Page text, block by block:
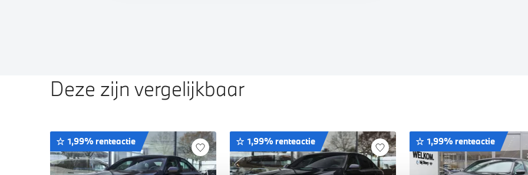
Deze zijn vergelijkbaar
1,99% renteactie 1,99% renteactie 1,99% renteactie